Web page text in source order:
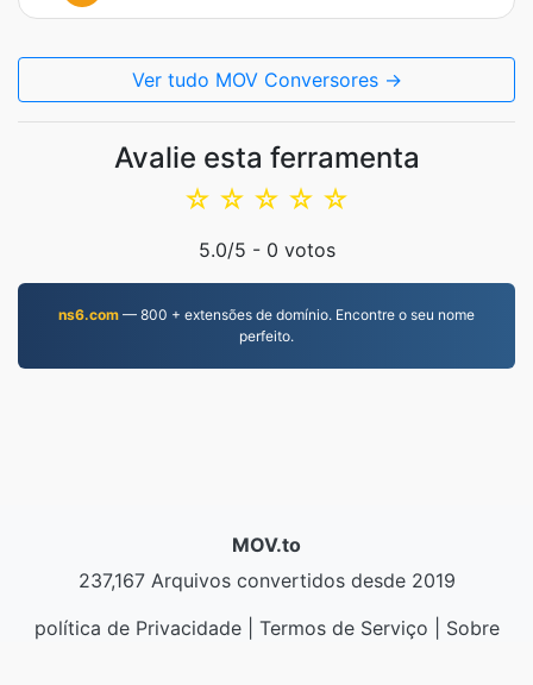
Ver tudo MOV Conversores →
Avalie esta ferramenta
☆
☆
☆
☆
☆
5.0/5 - 0 votos
ns6.com — 800 + extensões de domínio. Encontre o seu nome
perfeito.
MOV.to
237,167 Arquivos convertidos desde 2019
política de Privacidade| Termos de Serviço
Sobre